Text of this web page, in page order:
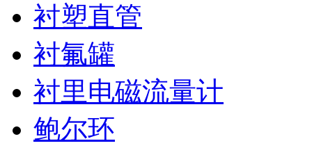
衬塑直管
衬氟罐
衬里电磁流量计
鲍尔环